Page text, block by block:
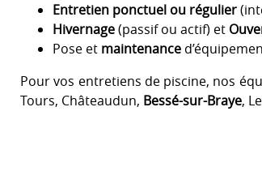
Entretien ponctuel ou régulier
Hivernage(passif ou actif) et
Pose et maintenance
Pour vos entretiens de piscine, nos
Tours, Châteaudun, Bessé-sur-Braye,